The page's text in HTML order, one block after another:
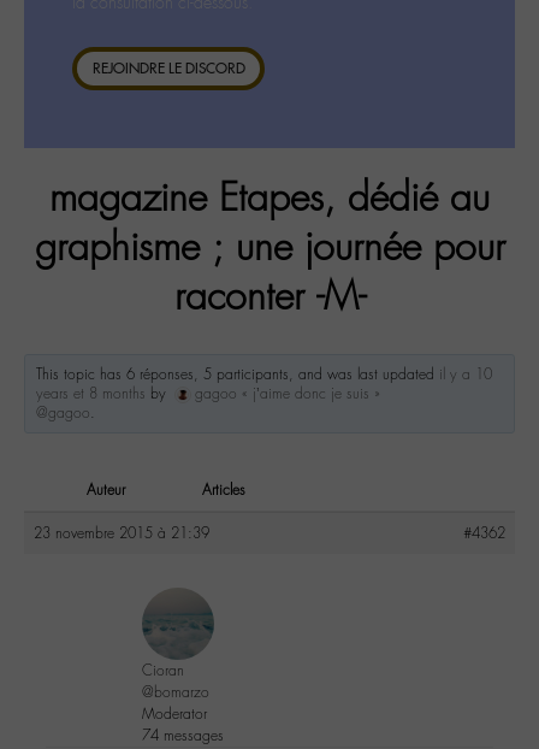
REJOINDRE LE DISCORD
magazine Etapes, dédié au
graphisme ; une journée pour
raconter -M-
This topic has 6 réponses, 5 participants, and was last updated il y a 10
years et 8 months by
gagoo « j’aime donc je suis »
@gagoo.
Auteur Articles
23 novembre 2015 à 21:39 #4362
Cioran
@bomarzo
Moderator
74 messages